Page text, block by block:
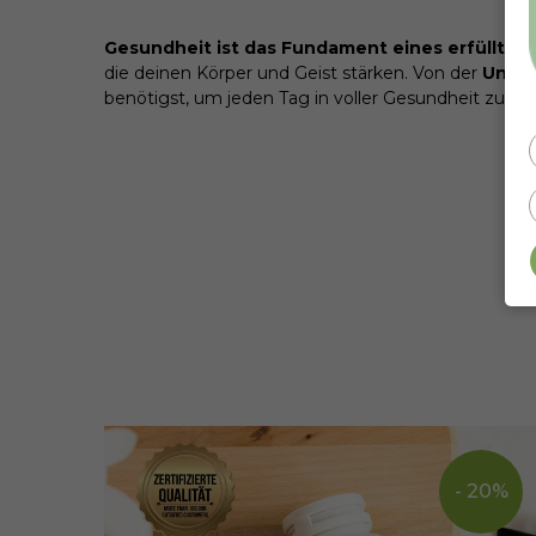
Gesundheit ist das Fundament eines erfüllten
die deinen Körper und Geist stärken. Von der
benötigst, um jeden Tag in voller Gesundheit zu
- 20%